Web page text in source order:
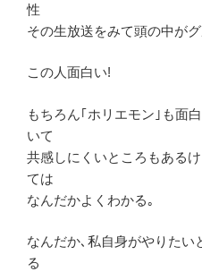
性
その生放送をみて頭の中が
この人面白い!
もちろん｢ホリエモン｣も面
いて
共感しにくいところもある
ては
なんだかよくわかる｡
なんだか､私自身がやりたい
る